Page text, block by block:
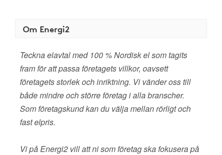
Om Energi2
Teckna elavtal med 100 % Nordisk el som tagits
fram för att passa företagets villkor, oavsett
företagets storlek och inriktning. Vi vänder oss till
både mindre och större företag i alla branscher.
Som företagskund kan du välja mellan rörligt och
fast elpris.
Vi på Energi2 vill att ni som företag ska fokusera på